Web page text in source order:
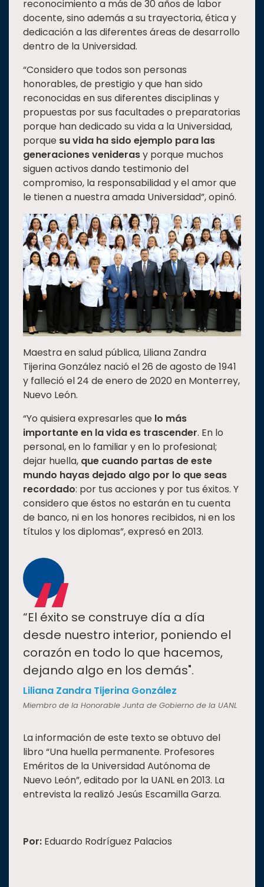
reconocimiento a más de 30 años de labor
docente, sino además a su trayectoria, ética y
dedicación a las diferentes áreas de desarrollo
dentro de la Universidad.
“Considero que todos son personas
honorables, de prestigio y que han sido
reconocidas en sus diferentes disciplinas y
propuestas por sus facultades o preparatorias
porque han dedicado su vida a la Universidad,
porque su vida ha sido ejemplo para las
generaciones veniderasy porque muchos
siguen activos dando testimonio del
compromiso, la responsabilidad y el amor que
le tienen a nuestra amada Universidad”, opinó.
Maestra en salud pública, Liliana Zandra
Tijerina González nació el 26 de agosto de 1941
y falleció el 24 de enero de 2020 en Monterrey,
Nuevo León.
“Yo quisiera expresarles que lo más
importante en la vida es trascender. En lo
personal, en lo familiar y en lo profesional;
dejar huella, que cuando partas de este
mundo hayas dejado algo por lo que seas
recordado: por tus acciones y por tus éxitos. Y
considero que éstos no estarán en tu cuenta
de banco, ni en los honores recibidos, ni en los
títulos y los diplomas”, expresó en 2013.
“
“El éxito se construye día a día
desde nuestro interior, poniendo el
corazón en todo lo que hacemos,
dejando algo en los demás".
Liliana Zandra Tijerina González
Miembro de la Honorable Junta de Gobierno de la UANL
La información de este texto se obtuvo del
libro “Una huella permanente. Profesores
Eméritos de la Universidad Autónoma de
Nuevo León”, editado por la UANL en 2013. La
entrevista la realizó Jesús Escamilla Garza.
Por: Eduardo Rodríguez Palacios